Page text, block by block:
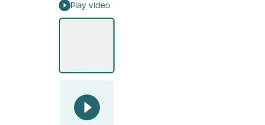
Play video